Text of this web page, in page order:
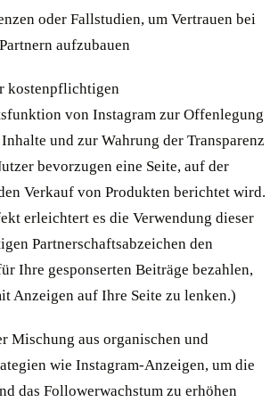
oder Fallstudien, um Vertrauen bei
aufzubauen
kostenpflichtigen
von Instagram zur Offenlegung
und zur Wahrung der Transparenz
bevorzugen eine Seite, auf der
Verkauf von Produkten berichtet wird.
erleichtert es die Verwendung dieser
Partnerschaftsabzeichen den
Ihre gesponserten Beiträge bezahlen,
Anzeigen auf Ihre Seite zu lenken.)
Mischung aus organischen und
wie Instagram-Anzeigen, um die
das Followerwachstum zu erhöhen